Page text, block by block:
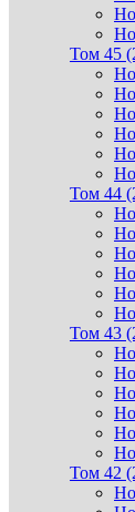
Том 45
Том 44
Том 43
Том 42